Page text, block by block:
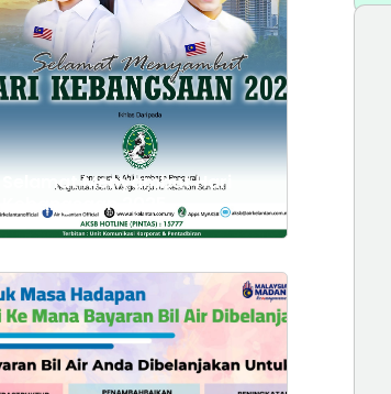
Selamat Menyambut Hari
Kebangsaan 2025